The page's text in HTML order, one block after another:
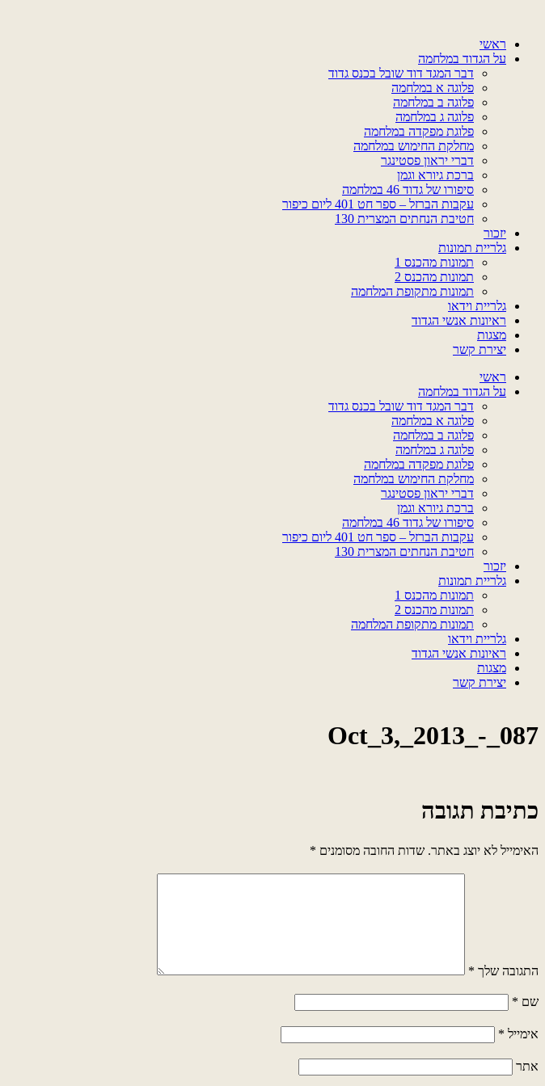
ראשי
על הגדוד במלחמה
דבר המגד דוד שובל בכנס גדוד
פלוגה א במלחמה
פלוגה ב במלחמה
פלוגה ג במלחמה
פלוגת מפקדה במלחמה
מחלקת החימוש במלחמה
דברי יראון פסטינגר
ברכת גיורא וגמן
סיפורו של גדוד 46 במלחמה
עקבות הברזל – ספר חט 401 ליום כיפור
חטיבת הנחתים המצרית 130
יזכור
גלריית תמונות
תמונות מהכנס 1
תמונות מהכנס 2
תמונות מתקופת המלחמה
גלריית וידאו
ראיונות אנשי הגדוד
מצגות
יצירת קשר
ראשי
על הגדוד במלחמה
דבר המגד דוד שובל בכנס גדוד
פלוגה א במלחמה
פלוגה ב במלחמה
פלוגה ג במלחמה
פלוגת מפקדה במלחמה
מחלקת החימוש במלחמה
דברי יראון פסטינגר
ברכת גיורא וגמן
סיפורו של גדוד 46 במלחמה
עקבות הברזל – ספר חט 401 ליום כיפור
חטיבת הנחתים המצרית 130
יזכור
גלריית תמונות
תמונות מהכנס 1
תמונות מהכנס 2
תמונות מתקופת המלחמה
גלריית וידאו
ראיונות אנשי הגדוד
מצגות
יצירת קשר
Oct_3,_2013_-_087
כתיבת תגובה
האימייל לא יוצג באתר. שדות החובה מסומנים *
התגובה שלך *
שם *
אימייל *
אתר